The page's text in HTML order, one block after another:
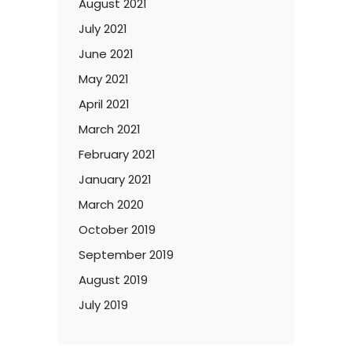
August 2021
July 2021
June 2021
May 2021
April 2021
March 2021
February 2021
January 2021
March 2020
October 2019
September 2019
August 2019
July 2019